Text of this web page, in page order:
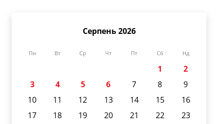
Серпень 2026
Пн Вт Ср Чт Пт Сб Нд
1
2
3
4 5 6 7 8
9
10
11 12 13 14 15
16
17
18 19 20 21 22
23